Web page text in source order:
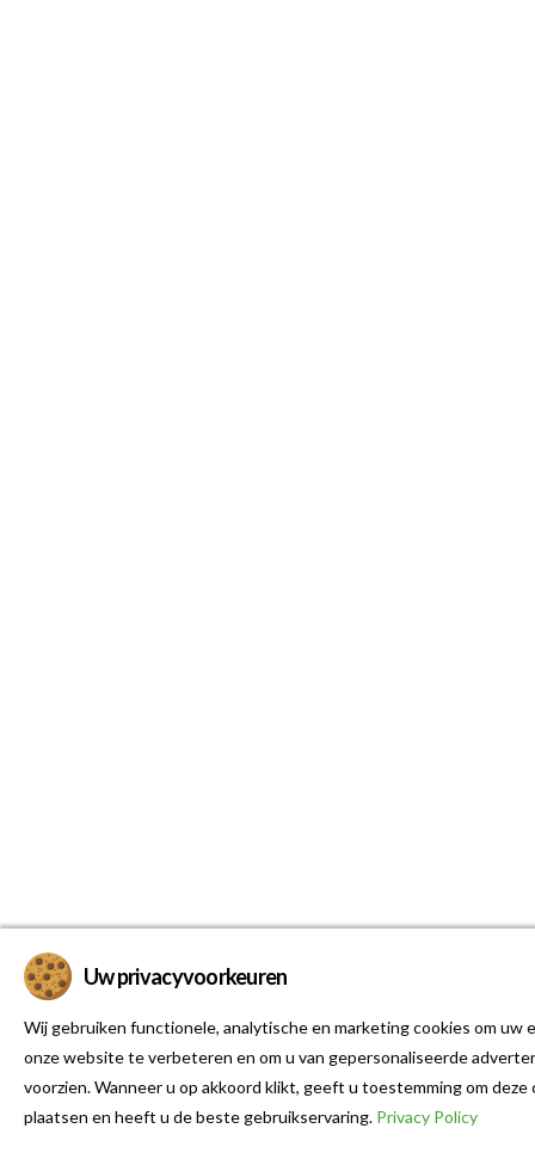
Uw privacyvoorkeuren
Wij gebruiken functionele, analytische en marketing cookies om uw
onze website te verbeteren en om u van gepersonaliseerde
voorzien. Wanneer u op akkoord klikt, geeft u toestemming om deze
plaatsen en heeft u de beste gebruikservaring. Privacy Policy